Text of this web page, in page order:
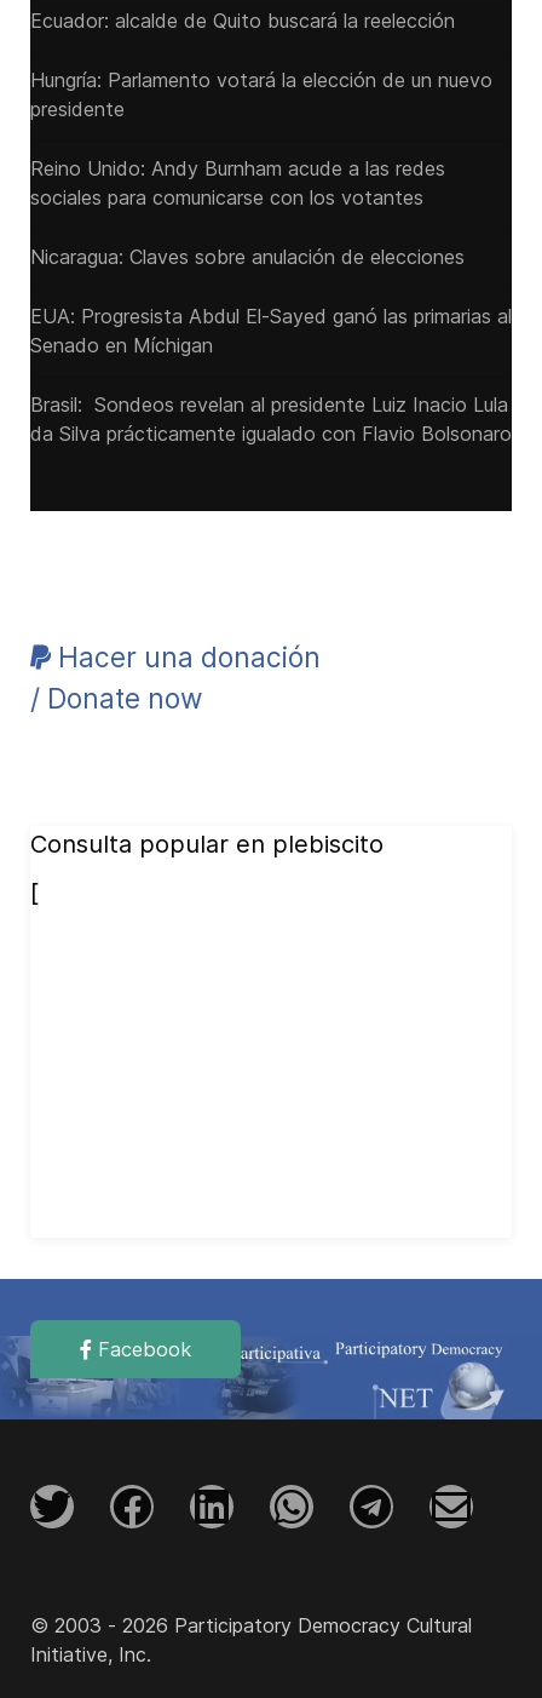
Ecuador: alcalde de Quito buscará la reelección
Hungría: Parlamento votará la elección de un nuevo
presidente
Reino Unido: Andy ‌Burnham acude a las redes
sociales para comunicarse con los votantes
Nicaragua: Claves sobre anulación de elecciones
EUA: Progresista Abdul El-Sayed ganó las primarias al
Senado ‌en Míchigan
Brasil: Sondeos revelan al presidente Luiz Inacio Lula
da Silva prácticamente igualado con Flavio Bolsonaro
Hacer una donación
/ Donate now
Consulta popular en plebiscito
[
Facebook
© 2003 - 2026 Participatory Democracy Cultural
Initiative, Inc.